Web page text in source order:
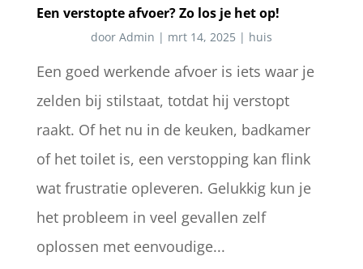
Een verstopte afvoer? Zo los je het op!
door Admin | mrt 14, 2025 | huis
Een goed werkende afvoer is iets waar je
zelden bij stilstaat, totdat hij verstopt
raakt. Of het nu in de keuken, badkamer
of het toilet is, een verstopping kan flink
wat frustratie opleveren. Gelukkig kun je
het probleem in veel gevallen zelf
oplossen met eenvoudige...